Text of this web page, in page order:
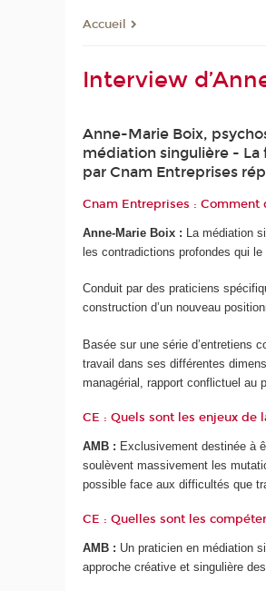
Accueil
Interview
Anne-Marie Boix,
médiation singulière -
par Cnam Entreprises
Cnam Entreprises :
Anne-Marie Boix : La médiation
les contradictions profondes qui le
Conduit par des praticiens
construction d’un nouveau
Basée sur une série d’entretiens
travail dans ses différentes
managérial, rapport conflictuel au
CE : Quels sont les enjeux de
AMB : Exclusivement destinée à
soulèvent massivement les
possible face aux difficultés que
CE : Quelles sont les
AMB : Un praticien en médiation
approche créative et singulière